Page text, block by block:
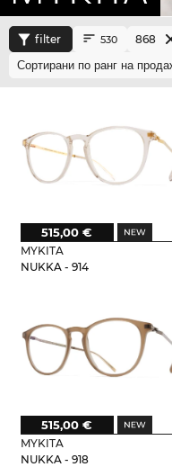
filter 530 868
MYKITA
NUKKA - 914
515,00 €
MYKITA
NUKKA - 918
515,00 €